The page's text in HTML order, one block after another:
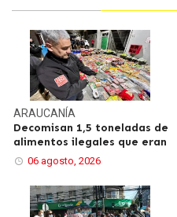
ARAUCANÍA
Decomisan 1,5 toneladas de
alimentos ilegales que eran
06 agosto, 2026